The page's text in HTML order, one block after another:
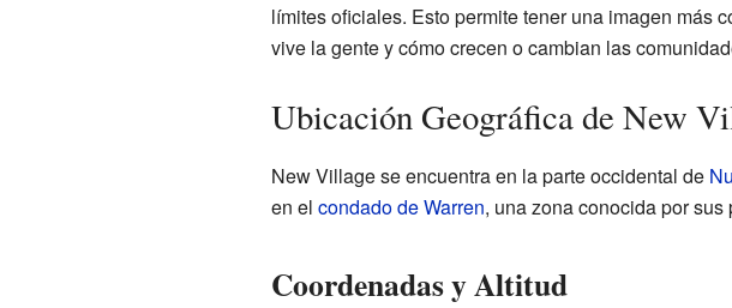
límites oficiales. Esto permite tener una imagen más
vive la gente y cómo crecen o cambian las
Ubicación Geográfica de New
New Village se encuentra en la parte occidental de
en el condado de Warren, una zona conocida por
Coordenadas y Altitud